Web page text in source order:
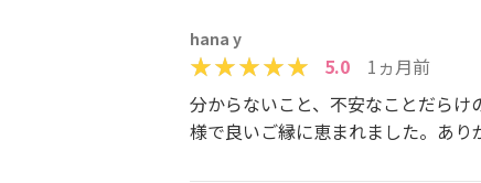
hana y
5.0
1ヵ月前
分からないこと、不安なことだら
様で良いご縁に恵まれました。あり